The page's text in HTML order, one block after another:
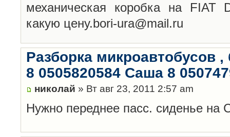
механическая коробка на FIAT
какую цену.bori-ura@mail.ru
Разборка микроавтобусов
8 0505820584 Саша 8
николай » Вт авг 23, 2011 2:57 am
Нужно переднее пасс. сиденье на